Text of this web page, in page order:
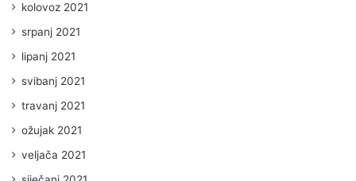
kolovoz 2021
srpanj 2021
lipanj 2021
svibanj 2021
travanj 2021
ožujak 2021
veljača 2021